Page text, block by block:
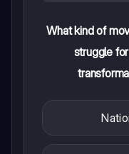
What kind of
struggle